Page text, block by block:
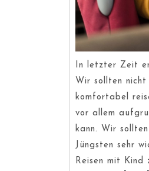
In letzter Zeit
Wir sollten nicht
komfortabel
vor allem
kann. Wir
Jüngsten sehr
Reisen mit Kind